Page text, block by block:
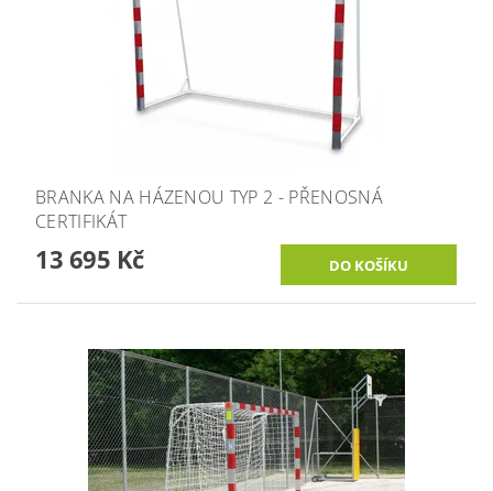
BRANKA NA HÁZENOU TYP 2 - PŘENOSNÁ
CERTIFIKÁT
13 695 Kč